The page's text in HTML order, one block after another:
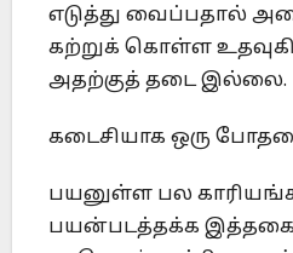
எடுத்து வைப்பதால்
கற்றுக் கொள்ள
அதற்குத் தடை இல்லை.
கடைசியாக ஒரு
பயனுள்ள பல
பயன்படத்தக்க